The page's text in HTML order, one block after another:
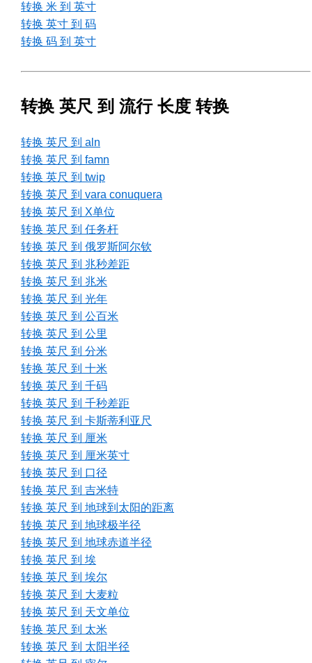
转换 米 到 英寸
转换 英寸 到 码
转换 码 到 英寸
转换 英尺 到 流行 长度 转换
转换 英尺 到 aln
转换 英尺 到 famn
转换 英尺 到 twip
转换 英尺 到 vara conuquera
转换 英尺 到 X单位
转换 英尺 到 任务杆
转换 英尺 到 俄罗斯阿尔钦
转换 英尺 到 兆秒差距
转换 英尺 到 兆米
转换 英尺 到 光年
转换 英尺 到 公百米
转换 英尺 到 公里
转换 英尺 到 分米
转换 英尺 到 十米
转换 英尺 到 千码
转换 英尺 到 千秒差距
转换 英尺 到 卡斯蒂利亚尺
转换 英尺 到 厘米
转换 英尺 到 厘米英寸
转换 英尺 到 口径
转换 英尺 到 吉米特
转换 英尺 到 地球到太阳的距离
转换 英尺 到 地球极半径
转换 英尺 到 地球赤道半径
转换 英尺 到 埃
转换 英尺 到 埃尔
转换 英尺 到 大麦粒
转换 英尺 到 天文单位
转换 英尺 到 太米
转换 英尺 到 太阳半径